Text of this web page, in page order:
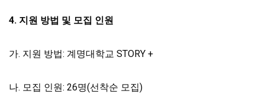
4. 지원 방법 및 모집 인원
가. 지원 방법: 계명대학교 STORY +
나. 모집 인원: 26명(선착순 모집)